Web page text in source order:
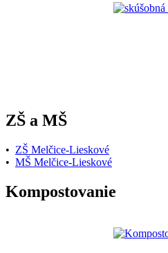
ZŠ a MŠ
• ZŠ Melčice-Lieskové
• MŠ Melčice-Lieskové
Kompostovanie